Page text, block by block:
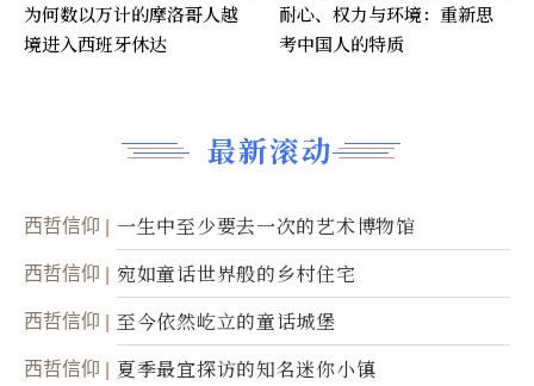
最新滚动
西哲信仰 一生中至少要去一次的艺术博物馆
西哲信仰 宛如童话世界般的乡村住宅
西哲信仰 至今依然屹立的童话城堡
西哲信仰 夏季最宜探访的知名迷你小镇
为何数以万计的摩洛哥人越
境进入西班牙休达
耐心、权力与环境：重新思
考中国人的特质